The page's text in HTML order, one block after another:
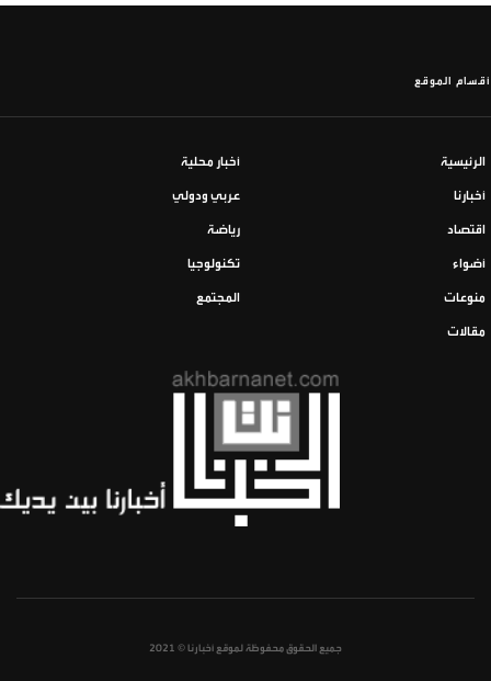
أقسام الموقع
الرئيسية أخبار محلية
أخبارنا عربي ودولي
اقتصاد رياضة
أضواء تكنولوجيا
منوعات المجتمع
مقالات
جميع الحقوق محفوظة لموقع أخبارنا © 2021